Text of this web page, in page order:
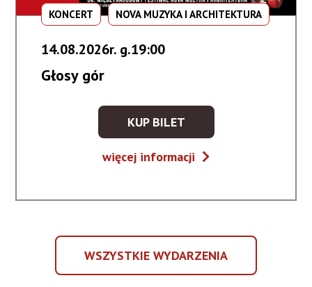
KONCERT NOVA MUZYKA I ARCHITEKTURA
14.08.2026r. g.19:00
Głosy gór
KUP BILET
KUP
NA
więcej informacji
Głosy
WSZYSTKIE WYDARZENIA
WSZYSTKIE
WYDARZENIA